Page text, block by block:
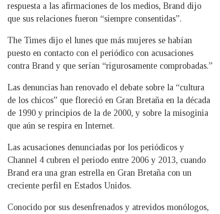
respuesta a las afirmaciones de los medios, Brand dijo
que sus relaciones fueron “siempre consentidas”.
The Times dijo el lunes que más mujeres se habían
puesto en contacto con el periódico con acusaciones
contra Brand y que serían “rigurosamente comprobadas.”
Las denuncias han renovado el debate sobre la “cultura
de los chicos” que floreció en Gran Bretaña en la década
de 1990 y principios de la de 2000, y sobre la misoginia
que aún se respira en Internet.
Las acusaciones denunciadas por los periódicos y
Channel 4 cubren el periodo entre 2006 y 2013, cuando
Brand era una gran estrella en Gran Bretaña con un
creciente perfil en Estados Unidos.
Conocido por sus desenfrenados y atrevidos monólogos,